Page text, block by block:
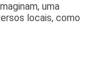
uma
locais, como